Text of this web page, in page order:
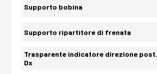
Supporto bobina
Supporto ripartitore di frenata
Trasparente indicatore direzione post.
Dx